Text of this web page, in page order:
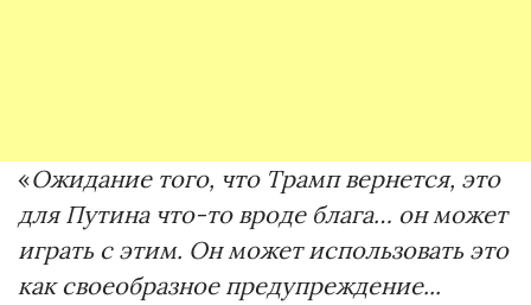
«Ожидание того, что Трамп вернется, это
для Путина что-то вроде блага… он может
играть с этим. Он может использовать это
как своеобразное предупреждение...